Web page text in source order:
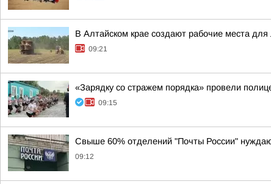
В Алтайском крае создают рабочие места
09:21
«Зарядку со стражем порядка» провели
09:15
Свыше 60% отделений "Почты России"
09:12